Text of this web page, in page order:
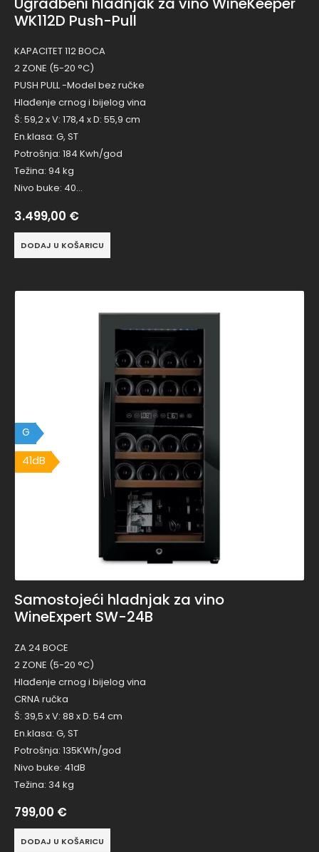
WK112D Push-Pull
KAPACITET 112 BOCA
2 ZONE (5-20 °C)
PUSH PULL -Model bez ručke
Hlađenje crnog i bijelog vina
Š: 59,2 x V: 178,4 x D: 55,9 cm
En.klasa: G, ST
Potrošnja: 184 Kwh/god
Težina: 94 kg
Nivo buke: 40…
3.499,00 €
DODAJ U KOŠARICU
G
41dB
41dB
Samostojeći hladnjak za vino
WineExpert SW-24B
ZA 24 BOCE
2 ZONE (5-20 °C)
Hlađenje crnog i bijelog vina
CRNA ručka
Š: 39,5 x V: 88 x D: 54 cm
En.klasa: G, ST
Potrošnja: 135KWh/god
Nivo buke: 41dB
Težina: 34 kg
799,00 €
DODAJ U KOŠARICU